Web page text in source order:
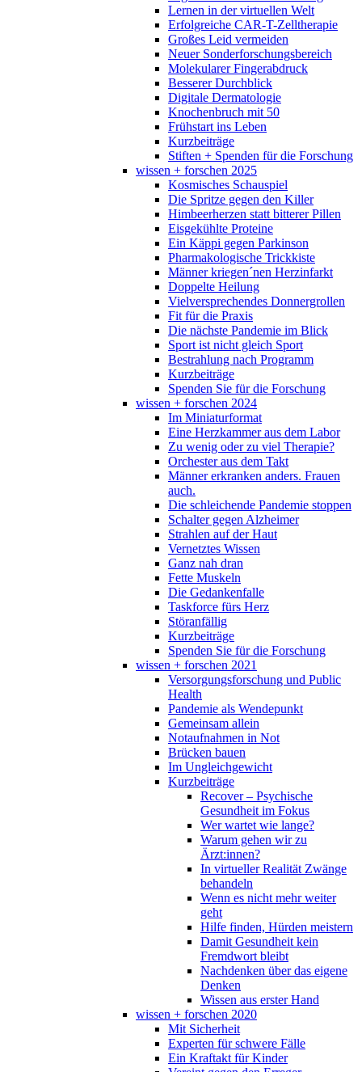
Lernen in der virtuellen Welt
Erfolgreiche CAR-T-Zelltherapie
Großes Leid vermeiden
Neuer Sonderforschungsbereich
Molekularer Fingerabdruck
Besserer Durchblick
Digitale Dermatologie
Knochenbruch mit 50
Frühstart ins Leben
Kurzbeiträge
Stiften + Spenden für die Forschung
wissen + forschen 2025
Kosmisches Schauspiel
Die Spritze gegen den Killer
Himbeerherzen statt bitterer Pillen
Eisgekühlte Proteine
Ein Käppi gegen Parkinson
Pharmakologische Trickkiste
Männer kriegen´nen Herzinfarkt
Doppelte Heilung
Vielversprechendes Donnergrollen
Fit für die Praxis
Die nächste Pandemie im Blick
Sport ist nicht gleich Sport
Bestrahlung nach Programm
Kurzbeiträge
Spenden Sie für die Forschung
wissen + forschen 2024
Im Miniaturformat
Eine Herzkammer aus dem Labor
Zu wenig oder zu viel Therapie?
Orchester aus dem Takt
Männer erkranken anders. Frauen
auch.
Die schleichende Pandemie stoppen
Schalter gegen Alzheimer
Strahlen auf der Haut
Vernetztes Wissen
Ganz nah dran
Fette Muskeln
Die Gedankenfalle
Taskforce fürs Herz
Störanfällig
Kurzbeiträge
Spenden Sie für die Forschung
wissen + forschen 2021
Versorgungsforschung und Public
Health
Pandemie als Wendepunkt
Gemeinsam allein
Notaufnahmen in Not
Brücken bauen
Im Ungleichgewicht
Kurzbeiträge
Recover – Psychische
Gesundheit im Fokus
Wer wartet wie lange?
Warum gehen wir zu
Ärzt:innen?
In virtueller Realität Zwänge
behandeln
Wenn es nicht mehr weiter
geht
Hilfe finden, Hürden meistern
Damit Gesundheit kein
Fremdwort bleibt
Nachdenken über das eigene
Denken
Wissen aus erster Hand
wissen + forschen 2020
Mit Sicherheit
Experten für schwere Fälle
Ein Kraftakt für Kinder